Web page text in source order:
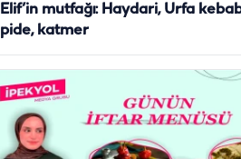
Elif’in mutfağı: Haydari, Urfa
pide, katmer